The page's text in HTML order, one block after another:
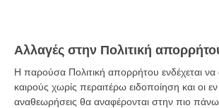
Αλλαγές στην Πολιτική
Η παρούσα Πολιτική απορρήτου ενδέχεται να
καιρούς χωρίς περαιτέρω ειδοποίηση και οι
αναθεωρήσεις θα αναφέρονται στην πιο